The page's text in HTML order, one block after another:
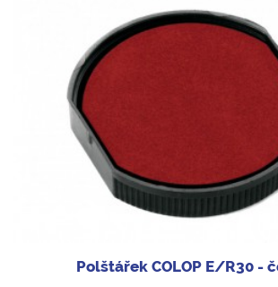
Polštářek COLOP E/R30 -